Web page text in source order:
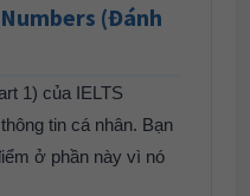
(Đánh
1) của IELTS
tin cá nhân. Bạn
ở phần này vì nó